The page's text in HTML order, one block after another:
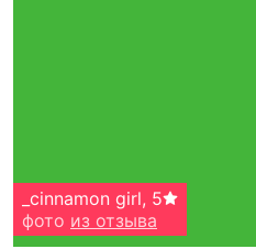
_cinnamon girl, 5
фото из отзыва